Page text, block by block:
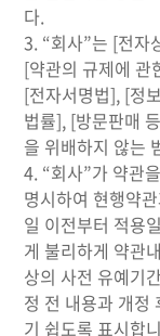
다.
3. “회사”는 [전자
[약관의 규제에 관
[전자서명법], [정
법률], [방문판매
을 위배하지 않는
4. “회사”가 약관
명시하여 현행약
일 이전부터 적용
게 불리하게 약관
상의 사전 유예기
정 전 내용과 개정
기 쉽도록 표시합